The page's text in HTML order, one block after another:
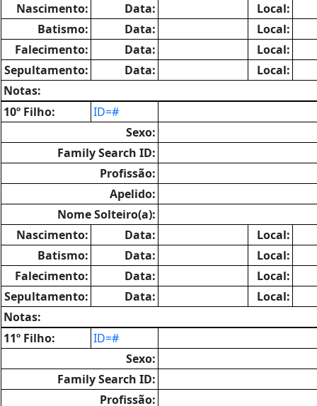
Nascimento:
Data:
Local:
Batismo:
Data:
Local:
Falecimento:
Data:
Local:
Sepultamento:
Data:
Local:
Notas:
10º Filho:
ID=#
Sexo:
Family Search ID:
Profissão:
Apelido:
Nome Solteiro(a):
Nascimento:
Data:
Local:
Batismo:
Data:
Local:
Falecimento:
Data:
Local:
Sepultamento:
Data:
Local:
Notas:
11º Filho:
ID=#
Sexo:
Family Search ID:
Profissão: